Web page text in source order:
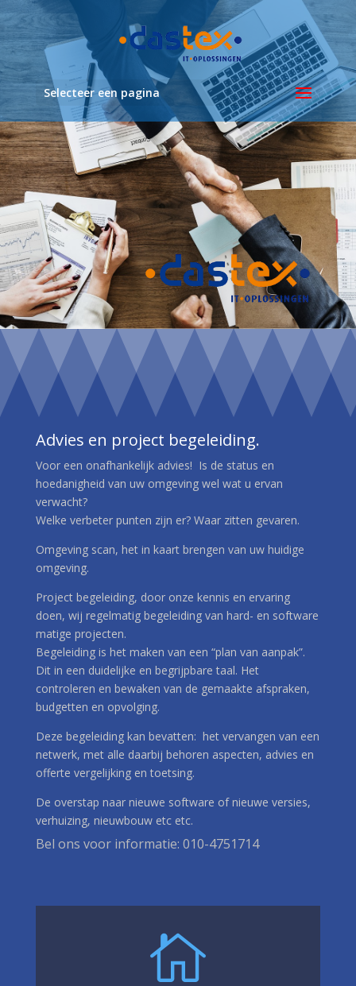
Selecteer een pagina
Advies en project begeleiding.
Voor een onafhankelijk advies! Is de status en
hoedanigheid van uw omgeving wel wat u ervan
verwacht?
Welke verbeter punten zijn er? Waar zitten gevaren.
Omgeving scan, het in kaart brengen van uw huidige
omgeving.
Project begeleiding, door onze kennis en ervaring
doen, wij regelmatig begeleiding van hard- en software
matige projecten.
Begeleiding is het maken van een “plan van aanpak”.
Dit in een duidelijke en begrijpbare taal. Het
controleren en bewaken van de gemaakte afspraken,
budgetten en opvolging.
Deze begeleiding kan bevatten: het vervangen van een
netwerk, met alle daarbij behoren aspecten, advies en
offerte vergelijking en toetsing.
De overstap naar nieuwe software of nieuwe versies,
verhuizing, nieuwbouw etc etc.
Bel ons voor informatie: 010-4751714
